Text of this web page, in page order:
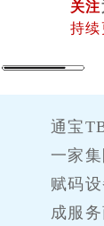
关注
持续
通宝
一家
赋码
成服